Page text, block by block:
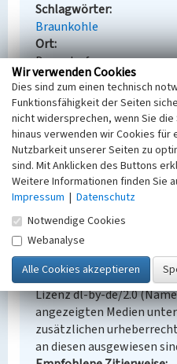
Schlagwörter
Braunkohle
Ort
Domsdorf
Fachsicht(en)
Denkmalpflege
Erfassungsmaßstab
Keine Angabe
Erfassungsmethode
Übernahme aus externer
Empfohlene Zitierweise
Urheberrechtlicher
Der hier präsentierte
Lizenz dl-by-de/2.0
angezeigten Medien
zusätzlichen
an diesen ausgewiesen
Wir verwenden Cookies
Dies sind zum einen technisch
Funktionsfähigkeit der Seiten
nicht widersprechen, wenn Sie
hinaus verwenden wir Cookies für
Nutzbarkeit unserer Seiten zu
sind. Mit Anklicken des Buttons
Weitere Informationen finden Sie
Impressum | Datenschutz
Notwendige Cookies
Webanalyse